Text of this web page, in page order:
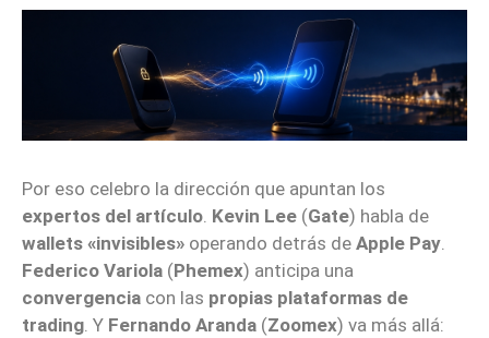
Por eso celebro la dirección que apuntan los
expertos del artículo. Kevin Lee (Gate) habla de
wallets «invisibles» operando detrás de Apple Pay.
Federico Variola (Phemex) anticipa una
convergencia con las propias plataformas de
trading. Y Fernando Aranda (Zoomex) va más allá: